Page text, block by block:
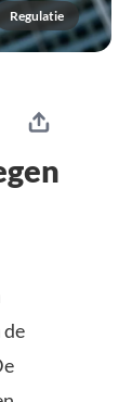
Regulatie
de